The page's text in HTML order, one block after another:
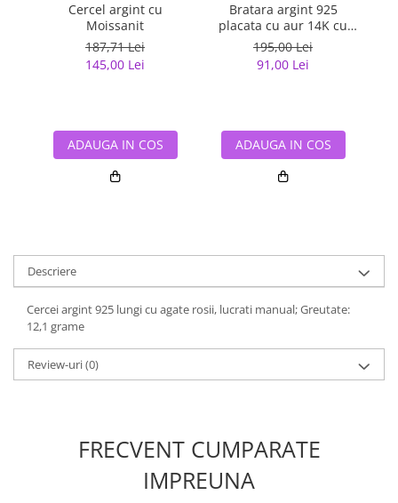
Cercel argint cu
Moissanit
187,71 Lei
145,00 Lei
ADAUGA IN COS
Bratara argint 925
placata cu aur 14K cu
agata naturala
195,00 Lei
91,00 Lei
ADAUGA IN COS
Descriere
Cercei argint 925 lungi cu agate rosii, lucrati manual; Greutate:
12,1 grame
Review-uri(0)
FRECVENT CUMPARATE
IMPREUNA